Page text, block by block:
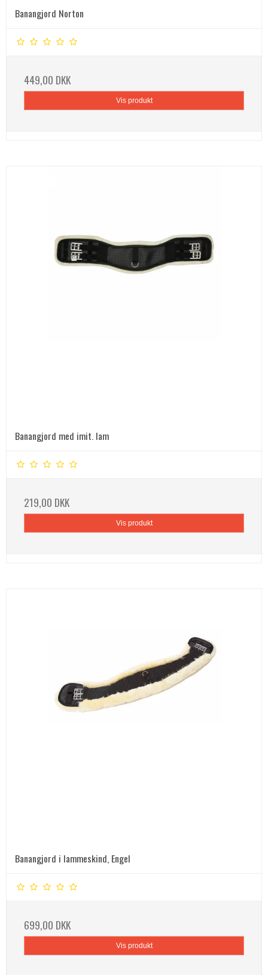
Banangjord Norton
449,00 DKK
Vis produkt
Banangjord med imit. lam
219,00 DKK
Vis produkt
Banangjord i lammeskind, Engel
699,00 DKK
Vis produkt